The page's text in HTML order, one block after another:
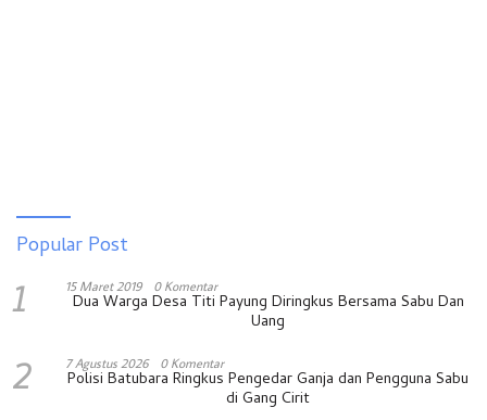
Popular Post
1 15 Maret 2019 0 Komentar
Dua Warga Desa Titi Payung Diringkus Bersama Sabu Dan
Uang
2 7 Agustus 2026 0 Komentar
Polisi Batubara Ringkus Pengedar Ganja dan Pengguna Sabu
di Gang Cirit